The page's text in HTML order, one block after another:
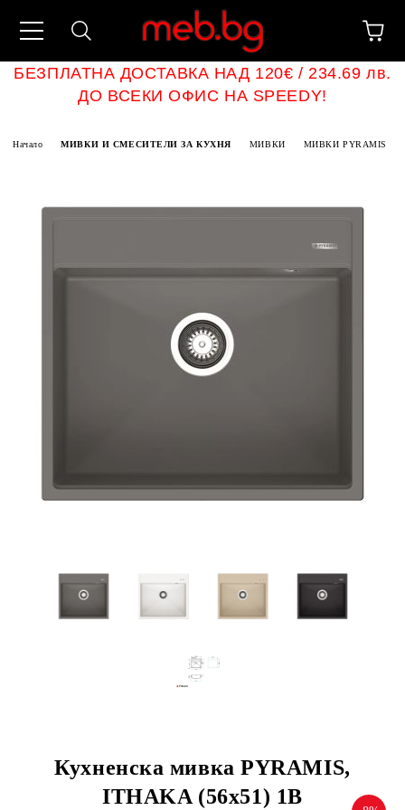
БЕЗПЛАТНА ДОСТАВКА НАД 120€ / 234.69 лв.
ДО ВСЕКИ ОФИС НА SPEEDY!
Начало МИВКИ И СМЕСИТЕЛИ ЗА КУХНЯ МИВКИ МИВКИ PYRAMIS
Кухненска мивка PYRAMIS,
ITHAKA (56x51) 1B